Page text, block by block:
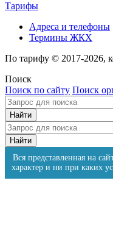
Тарифы
Адреса и телефоны
Термины ЖКХ
По тарифу © 2017-2026,
Поиск
Поиск по сайту Поиск
Вся представленная на
характер и ни при каких